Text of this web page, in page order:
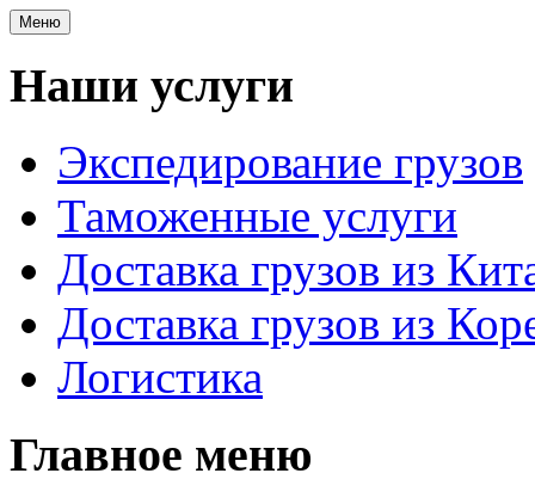
Меню
Наши услуги
Экспедирование грузов
Таможенные услуги
Доставка грузов из
Доставка грузов из
Логистика
Главное меню